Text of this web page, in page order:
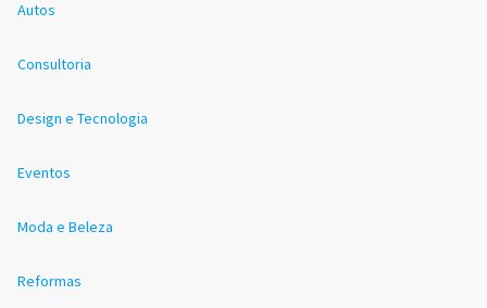
Autos
Consultoria
Design e Tecnologia
Eventos
Moda e Beleza
Reformas